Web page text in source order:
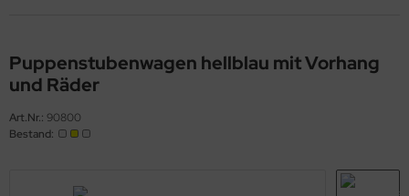
Puppenstubenwagen hellblau mit Vorhang
und Räder
Art.Nr.: 90800
Bestand: